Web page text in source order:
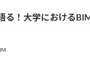
る！大学における